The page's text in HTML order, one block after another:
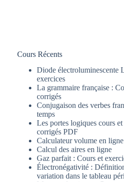
Cours Récents
Diode électroluminescente
exercices
La grammaire française :
corrigés
Conjugaison des verbes
temps
Les portes logiques cours
corrigés PDF
Calculateur volume en ligne
Calcul des aires en ligne
Gaz parfait : Cours et
Électronégativité :
variation dans le tableau